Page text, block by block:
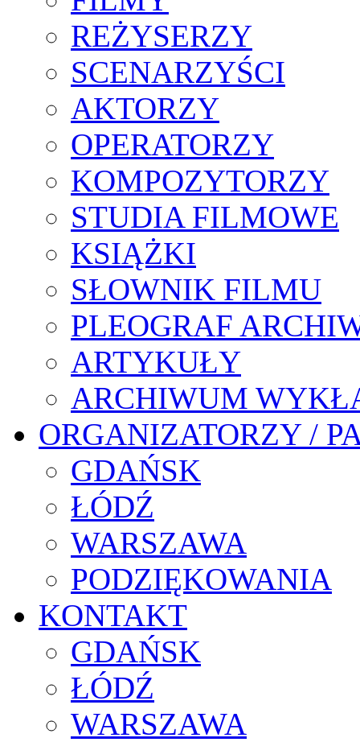
REŻYSERZY
SCENARZYŚCI
AKTORZY
OPERATORZY
KOMPOZYTORZY
STUDIA FILMOWE
KSIĄŻKI
SŁOWNIK FILMU
PLEOGRAF
ARTYKUŁY
ARCHIWUM
ORGANIZATORZY /
GDAŃSK
ŁÓDŹ
WARSZAWA
PODZIĘKOWANIA
KONTAKT
GDAŃSK
ŁÓDŹ
WARSZAWA